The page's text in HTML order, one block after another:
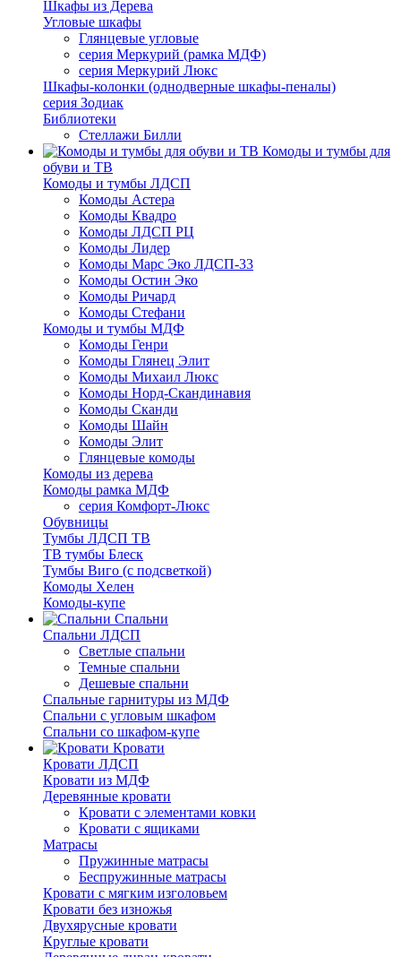
Шкафы из Дерева
Угловые шкафы
Глянцевые угловые
серия Меркурий (рамка МДФ)
серия Меркурий Люкс
Шкафы-колонки (однодверные шкафы-пеналы)
серия Зодиак
Библиотеки
Стеллажи Билли
Комоды и тумбы для
обуви и ТВ
Комоды и тумбы ЛДСП
Комоды Астера
Комоды Квадро
Комоды ЛДСП РЦ
Комоды Лидер
Комоды Марс Эко ЛДСП-33
Комоды Остин Эко
Комоды Ричард
Комоды Стефани
Комоды и тумбы МДФ
Комоды Генри
Комоды Глянец Элит
Комоды Михаил Люкс
Комоды Норд-Скандинавия
Комоды Сканди
Комоды Шайн
Комоды Элит
Глянцевые комоды
Комоды из дерева
Комоды рамка МДФ
серия Комфорт-Люкс
Обувницы
Тумбы ЛДСП ТВ
ТВ тумбы Блеск
Тумбы Виго (с подсветкой)
Комоды Хелен
Комоды-купе
Спальни
Спальни ЛДСП
Светлые спальни
Темные спальни
Дешевые спальни
Спальные гарнитуры из МДФ
Спальни с угловым шкафом
Спальни со шкафом-купе
Кровати
Кровати ЛДСП
Кровати из МДФ
Деревянные кровати
Кровати с элементами ковки
Кровати с ящиками
Матрасы
Пружинные матрасы
Беспружинные матрасы
Кровати с мягким изголовьем
Кровати без изножья
Двухярусные кровати
Круглые кровати